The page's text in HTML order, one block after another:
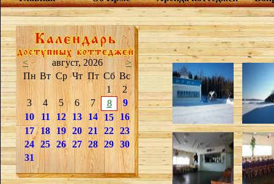
< август, 2026
>
Пн Вт Ср Чт Пт Сб Вс
1
2
3
4 5 6 7 8
9
10
11 12 13 14 15
16
17
18 19 20 21 22 23
24 25 26 27 28 29 30
31